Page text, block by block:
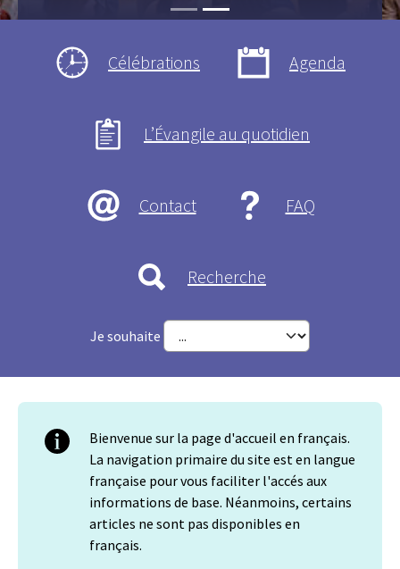
Célébrations Agenda
L’Évangile au quotidien
Contact FAQ
Recherche
Je souhaite
Bienvenue sur la page d'accueil en français.
La navigation primaire du site est en langue
française pour vous faciliter l'accés aux
informations de base. Néanmoins, certains
articles ne sont pas disponibles en
français.